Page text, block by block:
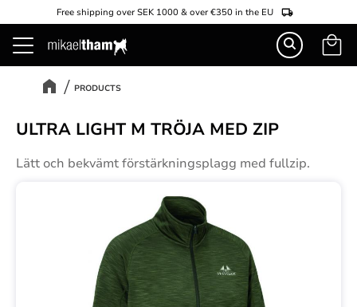
Menu
Free shipping over SEK 1000 & over €350 in the EU
Basket
PRODUCTS
ULTRA LIGHT M TRÖJA MED ZIP
Lätt och bekvämt förstärkningsplagg med fullzip.